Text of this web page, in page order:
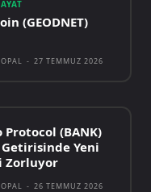
(GEODNET)
- 27 TEMMUZ 2026
Protocol (BANK)
Yeni
Zorluyor
- 26 TEMMUZ 2026